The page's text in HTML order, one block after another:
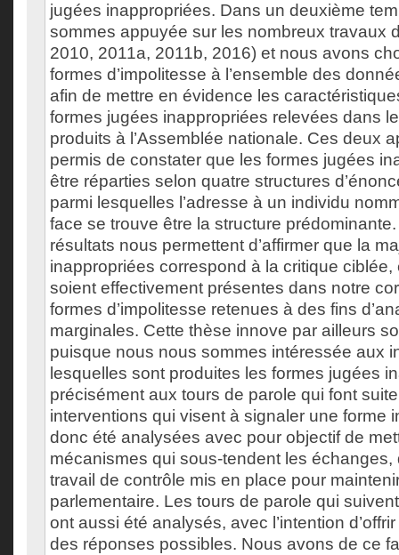
jugées inappropriées. Dans un deuxième
sommes appuyée sur les nombreux travaux
2010, 2011a, 2011b, 2016) et nous avons
formes d’impolitesse à l’ensemble des
afin de mettre en évidence les
formes jugées inappropriées relevées dans
produits à l’Assemblée nationale. Ces deux
permis de constater que les formes jugées
être réparties selon quatre structures
parmi lesquelles l’adresse à un individu
face se trouve être la structure
résultats nous permettent d’affirmer que la
inappropriées correspond à la critique ciblée,
soient effectivement présentes dans notre
formes d’impolitesse retenues à des fins
marginales. Cette thèse innove par ailleurs
puisque nous nous sommes intéressée aux
lesquelles sont produites les formes jugées
précisément aux tours de parole qui font
interventions qui visent à signaler une forme
donc été analysées avec pour objectif de
mécanismes qui sous-tendent les échanges,
travail de contrôle mis en place pour
parlementaire. Les tours de parole qui
ont aussi été analysés, avec l’intention
des réponses possibles. Nous avons de ce